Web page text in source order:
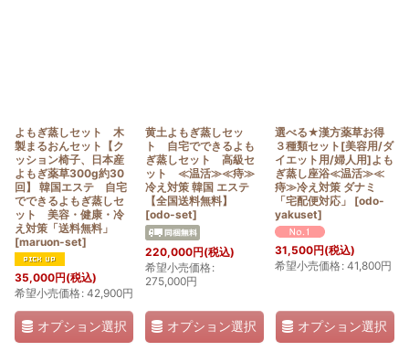
よもぎ蒸しセット 木
製まるおんセット【ク
ッション椅子、日本産
よもぎ薬草300g約30
回】 韓国エステ 自宅
でできるよもぎ蒸しセ
ット 美容・健康・冷
え対策「送料無料」
[maruon-set]
35,000円(税込)
希望小売価格: 42,900円
オプション選択
黄土よもぎ蒸しセッ
ト 自宅でできるよも
ぎ蒸しセット 高級セ
ット ≪温活≫≪痔≫
冷え対策 韓国 エステ
【全国送料無料】
[odo-set]
220,000円(税込)
希望小売価格:
275,000円
オプション選択
選べる★漢方薬草お得
３種類セット[美容用/ダ
イエット用/婦人用]よも
ぎ蒸し座浴≪温活≫≪
痔≫冷え対策 ダナミ
「宅配便対応」
[odo-
yakuset]
31,500円(税込)
希望小売価格: 41,800円
オプション選択